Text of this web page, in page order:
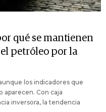
qué se mantienen
petróleo por la
los indicadores que
aparecen. Con caja
inversora, la tendencia